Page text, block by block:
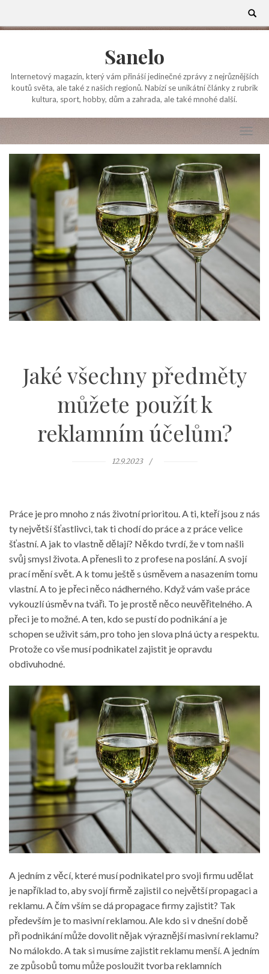
Search
Sanelo
Internetový magazín, který vám přináší jedinečné zprávy z nejrůznějších
koutů světa, ale také z našich regionů. Nabízí se unikátní články z rubrik
kultura, sport, hobby, dům a zahrada, ale také mnohé další.
Jaké všechny předměty
můžete použít k
reklamním účelům?
12.9.2023
Práce je pro mnoho z nás životní prioritou. A ti, kteří jsou z nás
ty největší šťastlivci, tak ti chodí do práce a z práce velice
šťastní. A jak to vlastně dělají? Někdo tvrdí, že v tom našli
svůj smysl života. A přenesli to z profese na poslání. A svojí
prací mění svět. A k tomu ještě s úsměvem a nasazením tomu
vlastní. A to je přeci něco nádherného. Když vám vaše práce
vykouzlí úsměv na tváři. To je prostě něco neuvěřitelného. A
přeci je to možné. A ten, kdo se pustí do podnikání a je
schopen se uživit sám, pro toho jen slova plná úcty a respektu.
Protože co vše musí podnikatel zajistit je opravdu
obdivuhodné.
A jedním z věcí, které musí podnikatel pro svoji firmu udělat
je například to, aby svojí firmě zajistil co největší propagaci a
reklamu. A čím vším se dá propagace firmy zajistit? Tak
především je to masivní reklamou. Ale kdo si v dnešní době
při podnikání může dovolit nějak výraznější masivní reklamu?
No málokdo. A tak si musíme zajistit reklamu menší. A jedním
ze způsobů tomu může posloužit tvorba reklamních